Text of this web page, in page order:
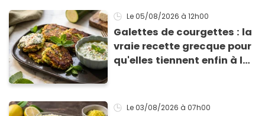
Le 05/08/2026 à 12h00
Galettes de courgettes : la
vraie recette grecque pour
qu'elles tiennent enfin à la
Le 03/08/2026 à 07h00